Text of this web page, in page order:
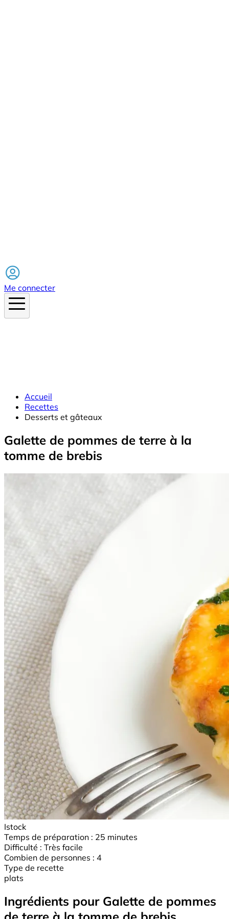
Me connecter
Accueil
Recettes
Desserts et gâteaux
Galette de pommes de terre à la
tomme de brebis
Istock
Temps de préparation : 25 minutes
Difficulté : Très facile
Combien de personnes : 4
Type de recette
plats
Ingrédients pour Galette de pommes